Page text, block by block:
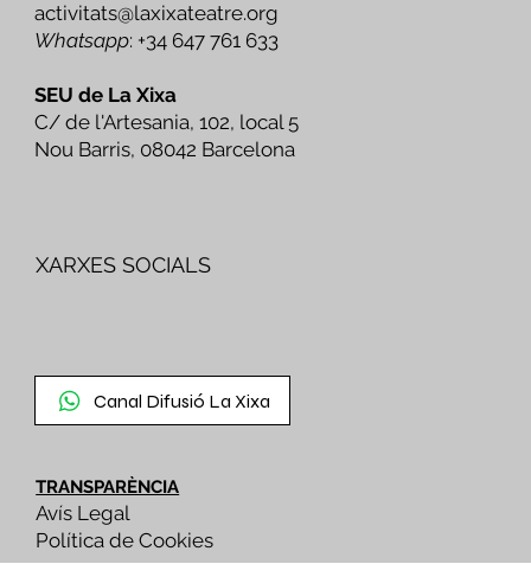
activitats@laxixateatre.org
Whatsapp: +34 647 761 633
SEU de La Xixa
C/ de l'Artesania, 102, local 5
Nou Barris, 08042 Barcelona
XARXES SOCIALS
Canal Difusió La Xixa
TRANSPARÈNCIA
Avís Legal
Política de Cookies